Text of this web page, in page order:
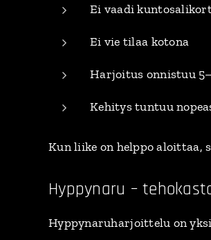
Ei vaadi
Ei vie tilaa kotona
Harjoitus onnistuu
Kehitys tuntuu
Kun liike on helppo aloittaa,
Hyppynaru –
Hyppynaruharjoittelu on